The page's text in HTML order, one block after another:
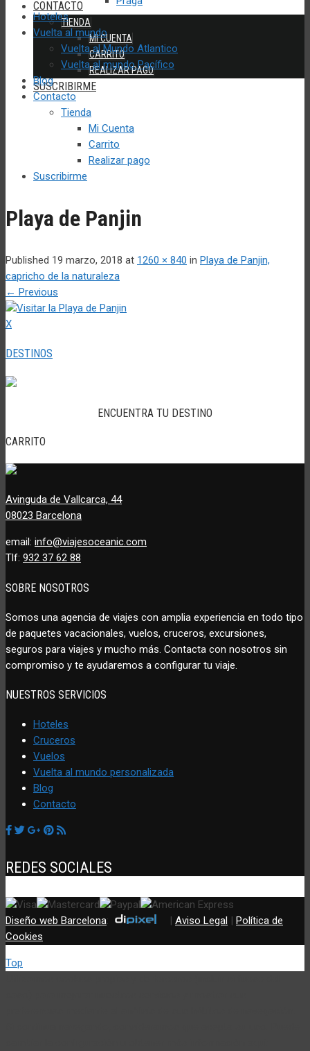
CONTACTO
TIENDA
MI CUENTA
CARRITO
REALIZAR PAGO
SUSCRIBIRME
Hoteles
Vuelta al mundo
Vuelta al Mundo Atlantico
Vuelta al mundo Pacífico
Blog
Contacto
Tienda
Mi Cuenta
Carrito
Realizar pago
Suscribirme
Playa de Panjin
Published 19 marzo, 2018 at 1260 × 840 in Playa de Panjin,
capricho de la naturaleza
← Previous
X
DESTINOS
ENCUENTRA TU DESTINO
CARRITO
Avinguda de Vallcarca, 44
08023 Barcelona
email: info@viajesoceanic.com
Tlf: 932 37 62 88
SOBRE NOSOTROS
Somos una agencia de viajes con amplia experiencia en todo tipo
de paquetes vacacionales, vuelos, cruceros, excursiones,
seguros para viajes y mucho más. Contacta con nosotros sin
compromiso y te ayudaremos a configurar tu viaje.
NUESTROS SERVICIOS
Hoteles
Cruceros
Vuelos
Vuelta al mundo personalizada
Blog
Contacto
REDES SOCIALES
Diseño web Barcelona: | Aviso Legal | Política de
Cookies
Top